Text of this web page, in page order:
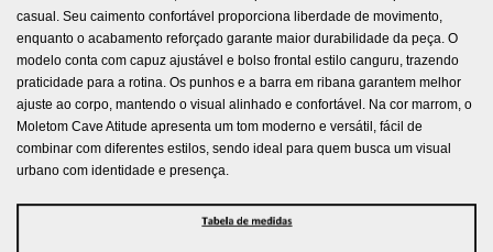
casual. Seu caimento confortável proporciona liberdade de movimento,
enquanto o acabamento reforçado garante maior durabilidade da peça. O
modelo conta com capuz ajustável e bolso frontal estilo canguru, trazendo
praticidade para a rotina. Os punhos e a barra em ribana garantem melhor
ajuste ao corpo, mantendo o visual alinhado e confortável. Na cor marrom, o
Moletom Cave Atitude apresenta um tom moderno e versátil, fácil de
combinar com diferentes estilos, sendo ideal para quem busca um visual
urbano com identidade e presença.